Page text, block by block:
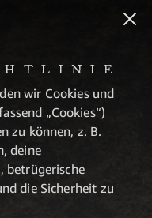
wir Cookies und
„Cookies“)
zu können, z. B.
deine
betrügerische
die Sicherheit zu